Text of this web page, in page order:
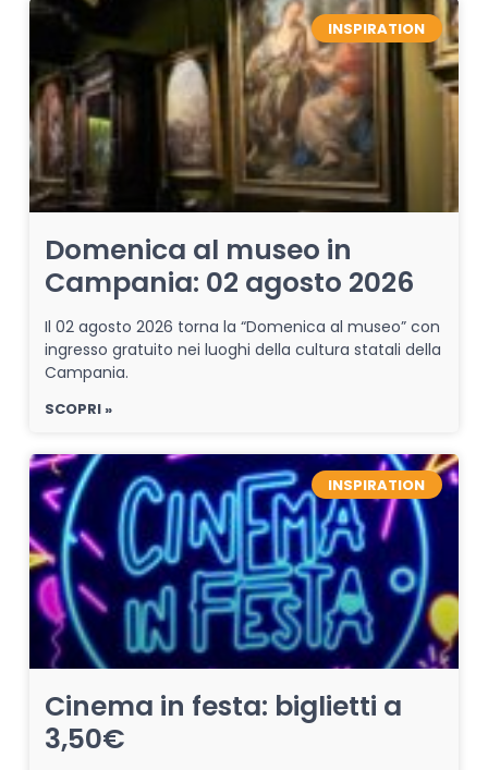
INSPIRATION
Domenica al museo in
Campania: 02 agosto 2026
Il 02 agosto 2026 torna la “Domenica al museo” con
ingresso gratuito nei luoghi della cultura statali della
Campania.
SCOPRI »
INSPIRATION
Cinema in festa: biglietti a
3,50€